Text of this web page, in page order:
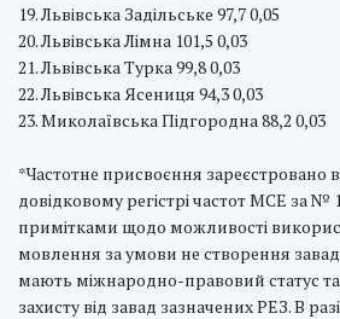
19. Львівська Задільське 97,7 0,05
20. Львівська Лімна 101,5 0,03
21. Львівська Турка 99,8 0,03
22. Львівська Ясениця 94,3 0,03
23. Миколаївська Підгородна 88,2 0,03
*Частотне присвоєння
довідковому регістрі частот МСЕ за №
примітками щодо можливості
мовлення за умови не створення
мають міжнародно-правовий статус
захисту від завад зазначених РЕЗ. В